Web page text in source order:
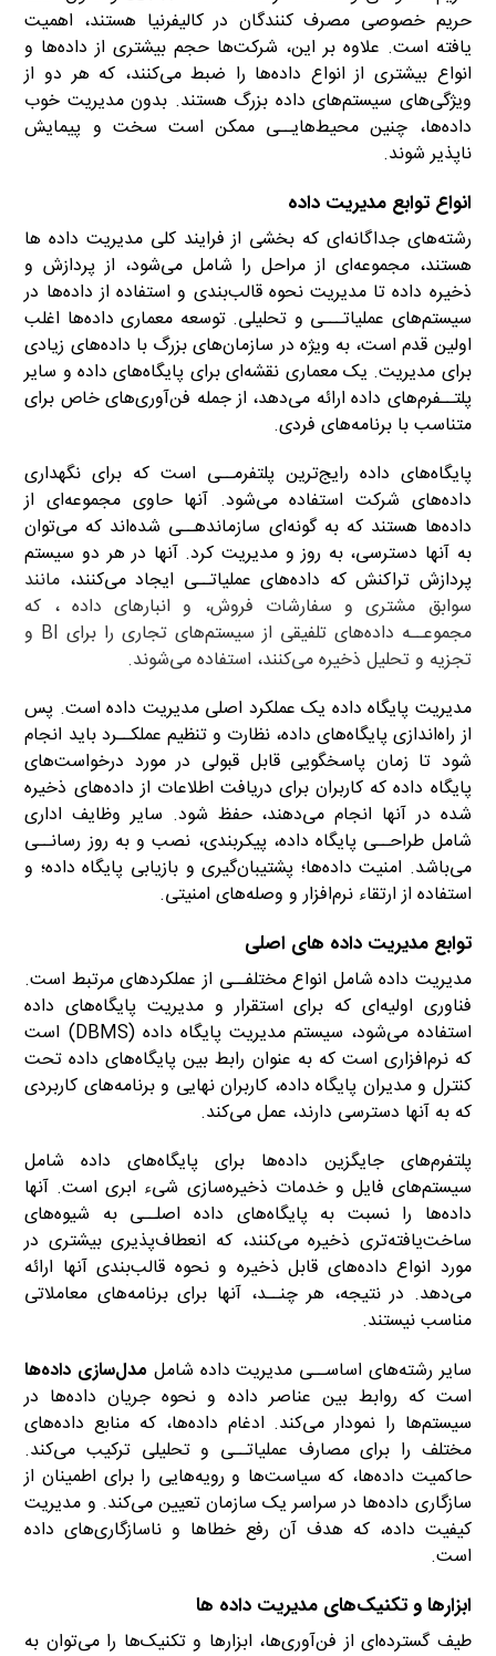
حریم خصوصی مصرف کنندگان در کالیفرنیا هستند، اهمیت
یافته است. علاوه بر این، شرکت‌ها حجم بیشتری از داده‌ها و
انواع بیشتری از انواع داده‌ها را ضبط می‌کنند، که هر دو از
ویژگی‌های سیستم‌های داده بزرگ هستند. بدون مدیریت خوب
داده‌ها، چنین محیط‌هایــی ممکن است سخت و پیمایش
ناپذیر شوند.
انواع توابع مدیریت داده
رشته‌های جداگانه‌ای که بخشی از فرایند کلی مدیریت داده ها
هستند، مجموعه‌ای از مراحل را شامل می‌شود، از پردازش و
ذخیره داده تا مدیریت نحوه قالب‌بندی و استفاده از داده‌ها در
سیستم‌های عملیاتـــی و تحلیلی. توسعه معماری داده‌ها اغلب
اولین قدم است، به ویژه در سازمان‌های بزرگ با داده‌های زیادی
برای مدیریت. یک معماری نقشه‌ای برای پایگاه‌های داده و سایر
پلتــفرم‌های داده ارائه می‌دهد، از جمله فن‌آوری‌های خاص برای
متناسب با برنامه‌های فردی.
پایگاه‌های داده رایج‌ترین پلتفرمــی است که برای نگهداری
داده‌های شرکت استفاده می‌شود. آنها حاوی مجموعه‌ای از
داده‌ها هستند که به گونه‌ای سازماندهــی شده‌اند که می‌توان
به آنها دسترسی، به روز و مدیریت کرد. آنها در هر دو سیستم
پردازش تراکنش که داده‌های عملیاتــی ایجاد می‌کنند، مانند
سوابق مشتری و سفارشات فروش، و انبارهای داده ، که
مجموعــه داده‌های تلفیقی از سیستم‌های تجاری را برای BI و
تجزیه و تحلیل ذخیره می‌کنند، استفاده می‌شوند.
مدیریت پایگاه داده یک عملکرد اصلی مدیریت داده است. پس
از راه‌اندازی پایگاه‌های داده، نظارت و تنظیم عملکــرد باید انجام
شود تا زمان پاسخگویی قابل قبولی در مورد درخواست‌های
پایگاه داده که کاربران برای دریافت اطلاعات از داده‌های ذخیره
شده در آنها انجام می‌دهند، حفظ شود. سایر وظایف اداری
شامل طراحــی پایگاه داده، پیکربندی، نصب و به روز رسانــی
می‌باشد. امنیت داده‌ها؛ پشتیبان‌گیری و بازیابی پایگاه داده؛ و
استفاده از ارتقاء نر‌م‌افزار و وصله‌های امنیتی.
توابع مدیریت داده های اصلی
مدیریت داده شامل انواع مختلفــی از عملکردهای مرتبط است.
فناوری اولیه‌ای که برای استقرار و مدیریت پایگاه‌های داده
استفاده می‌شود، سیستم مدیریت پایگاه داده (DBMS) است
که نرم‌افزاری است که به عنوان رابط بین پایگاه‌های داده تحت
کنترل و مدیران پایگاه داده، کاربران نهایی و برنامه‌های کاربردی
که به آنها دسترسی دارند، عمل می‌کند.
پلتفرم‌های جایگزین داده‌ها برای پایگاه‌های داده شامل
سیستم‌های فایل و خدمات ذخیره‌سازی شیء ابری است. آنها
داده‌ها را نسبت به پایگاه‌های داده اصلــی به شیوه‌های
ساخت‌یافته‌تری ذخیره می‌کنند، که انعطاف‌پذیری بیشتری در
مورد انواع داده‌های قابل ذخیره و نحوه قالب‌بندی آنها ارائه
می‌دهد. در نتیجه، هر چنــد، آنها برای برنامه‌های معاملاتی
مناسب نیستند.
سایر رشته‌های اساســی مدیریت داده شامل مدل‌سازی داده‌ها
است که روابط بین عناصر داده و نحوه جریان داده‌ها در
سیستم‌ها را نمودار می‌کند. ادغام داده‌ها، که منابع داده‌های
مختلف را برای مصارف عملیاتــی و تحلیلی ترکیب می‌کند.
حاکمیت داده‌ها، که سیاست‌ها و رویه‌هایی را برای اطمینان از
سازگاری داده‌ها در سراسر یک سازمان تعیین می‌کند. و مدیریت
کیفیت داده، که هدف آن رفع خطاها و ناسازگاری‌های داده
است.
ابزارها و تکنیک‌های مدیریت داده‌ ها
طیف گسترده‌ای از فن‌آوری‌ها، ابزارها و تکنیک‌ها را می‌توان به